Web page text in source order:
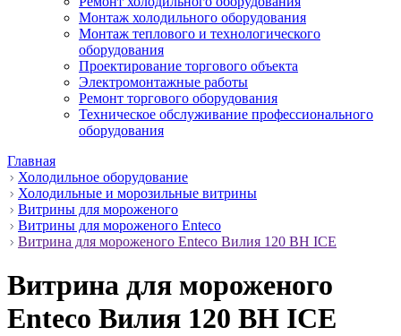
Монтаж холодильного оборудования
Монтаж теплового и технологического
оборудования
Проектирование торгового объекта
Электромонтажные работы
Ремонт торгового оборудования
Техническое обслуживание профессионального
оборудования
Главная
Холодильное оборудование
Холодильные и морозильные витрины
Витрины для мороженого
Витрины для мороженого Enteco
Витрина для мороженого Enteco Вилия 120 ВН ICE
Витрина для мороженого
Enteco Вилия 120 ВН ICE